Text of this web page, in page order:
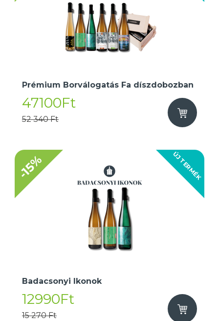
Prémium Borválogatás Fa díszdobozban
47100Ft
52 340 Ft
ÚJ TERMÉK
-15%
Badacsonyi Ikonok
12990Ft
15 270 Ft